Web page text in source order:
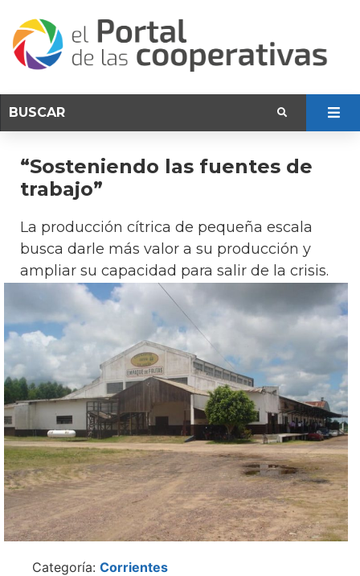
“Sosteniendo las fuentes de
trabajo”
La producción cítrica de pequeña escala
busca darle más valor a su producción y
ampliar su capacidad para salir de la crisis.
Categoría: Corrientes